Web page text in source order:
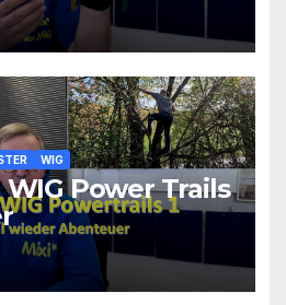
WIG
Power Trails